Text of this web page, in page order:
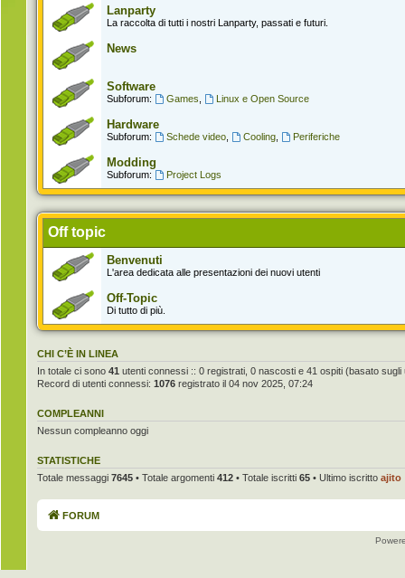
Lanparty
La raccolta di tutti i nostri Lanparty, passati e futuri.
News
Software
Subforum: Games Linux e Open Source
Hardware
Subforum: Schede video, Cooling, Periferiche
Modding
Subforum: Project Logs
Off topic
Benvenuti
L'area dedicata alle presentazioni dei nuovi utenti
Off-Topic
Di tutto di più.
CHI C’È IN LINEA
In totale ci sono 41 utenti connessi :: 0 registrati, 0 nascosti e 41 ospiti (basato sugli
Record di utenti connessi: 1076 registrato il 04 nov 2025, 07:24
COMPLEANNI
Nessun compleanno oggi
STATISTICHE
Totale messaggi 7645 • Totale argomenti 412 • Totale iscritti 65 • Ultimo iscritto ajito
FORUM